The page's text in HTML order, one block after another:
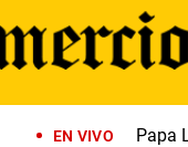
EN VIVO Papa